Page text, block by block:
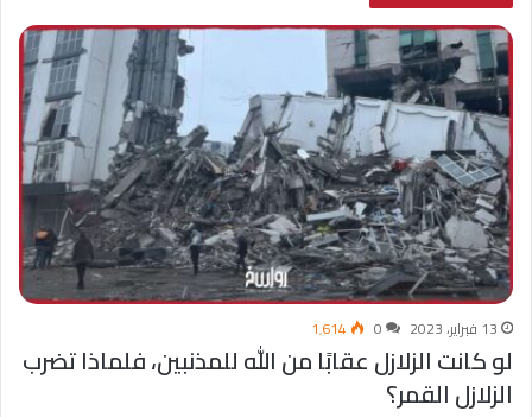
13 فبراير، 2023 0 1٬614
لو كانت الزلازل عقابًا من الله للمذنبين، فلماذا تضرب
الزلازل القمر؟